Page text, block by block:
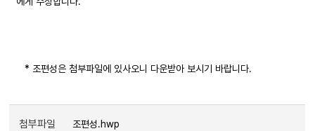
* 조편성은 첨부파일에 있사오니 다운받아 보시기 바랍니다.
첨부파일 조편성.hwp